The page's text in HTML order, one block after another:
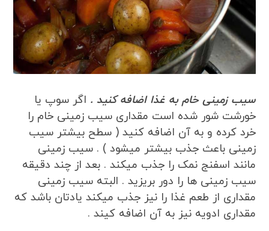
سیب زمینی خام به غذا اضافه کنید . اگر سوپ یا
خورشت شور شده است مقداری سیب زمینی خام را
خرد کرده و به آن اضافه کنید ( سطح بیشتر سیب
زمینی باعث جذب بیشتر میشود ) . سیب زمینی
مانند اسفنج نمک را جذب میکند . بعد از چند دقیقه
سیب زمینی ها را دور بریزید . البته سیب زمینی
مقداری از طعم غذا را نیز جذب میکند یادتان باشد که
مقداری ادویه نیز به آن اضافه کیند .